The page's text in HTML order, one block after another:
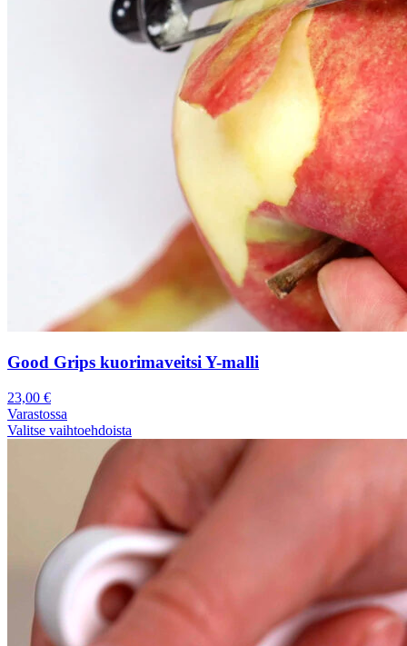
Good Grips kuorimaveitsi Y-malli
23,00 €
Varastossa
Valitse vaihtoehdoista